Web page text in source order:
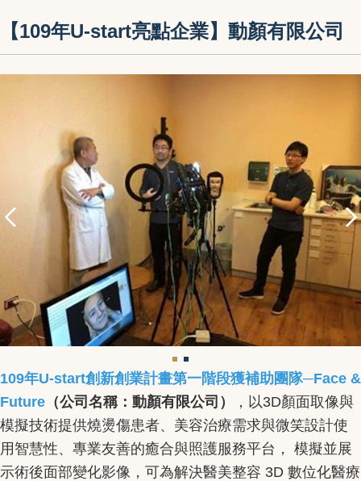
【109年U-start亮點企業】動顏有限公司
109年U-start創新創業計畫第一階段獲補助團隊─Face &
Future （公司名稱：動顏有限公司）
，以3D顏面取像與
模擬技術提供燒燙傷患者、美容治療需求與微笑設計使
用智慧性、專業友善的癒合與照護服務平台， 模擬並展
示術後面部變化影像，可為解決醫美整容 3D 數位化醫療